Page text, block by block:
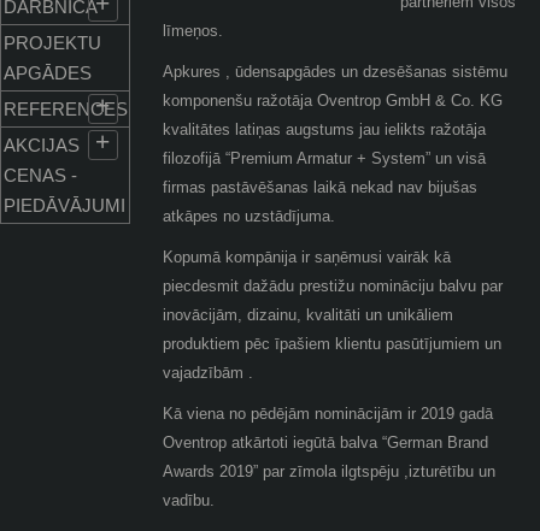
DARBNĪCA
PROJEKTU
APGĀDES
REFERENCES
+
AKCIJAS
CENAS -
PIEDĀVĀJUMI
+
līmeņos.
Apkures , ūdensapgādes un dzesēšanas sistēmu
komponenšu ražotāja Oventrop GmbH & Co. KG
kvalitātes latiņas augstums jau ielikts ražotāja
filozofijā “Premium Armatur + System” un visā
firmas pastāvēšanas laikā nekad nav bijušas
atkāpes no uzstādījuma.
Kopumā kompānija ir saņēmusi vairāk kā
piecdesmit dažādu prestižu nomināciju balvu par
inovācijām, dizainu, kvalitāti un unikāliem
produktiem pēc īpašiem klientu pasūtījumiem un
vajadzībām .
Kā viena no pēdējām nominācijām ir 2019 gadā
Oventrop atkārtoti iegūtā balva “German Brand
Awards 2019” par zīmola ilgtspēju ,izturētību un
vadību.